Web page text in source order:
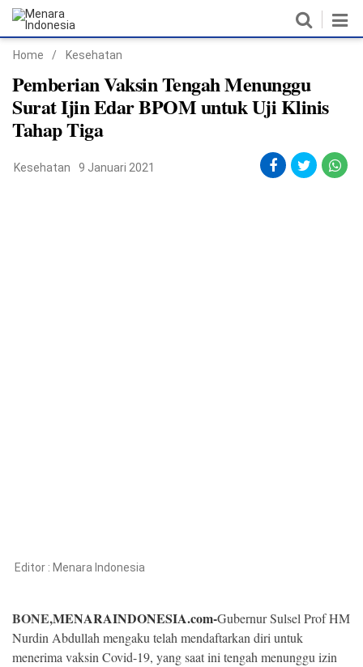
Home
Nasional
Home / Kesehatan
Pemberian Vaksin Tengah Menunggu
Surat Ijin Edar BPOM untuk Uji Klinis
Tahap Tiga
Kesehatan 9 Januari 2021
Editor : Menara Indonesia
BONE,MENARAINDONESIA.com-Gubernur Sulsel Prof HM
Nurdin Abdullah mengaku telah mendaftarkan diri untuk
menerima vaksin Covid-19, yang saat ini tengah menunggu izin